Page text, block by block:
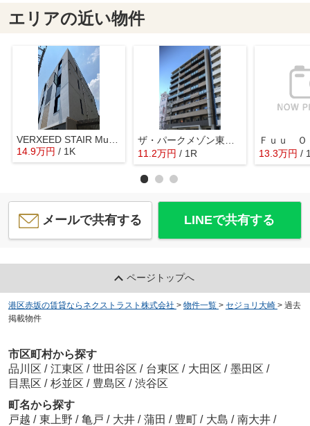
エリアの近い物件
14.9万円 / 1K
11.2万円 / 1R 13.3万円 /
メールで共有する LINEで共有する
ページトップへ
港区赤坂の賃貸ならネクストラスト株式会社 > 物件一覧 > セジョリ大崎 > 過去
掲載物件
市区町村から探す
品川区 / 江東区 / 世田谷区 / 台東区 / 大田区 / 墨田区 /
目黒区 / 杉並区 / 豊島区 / 渋谷区
町名から探す
戸越 / 東上野 / 亀戸 / 大井 / 蒲田 / 豊町 / 大島 / 南大井 /